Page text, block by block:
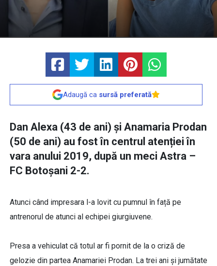
Adaugă ca sursă preferată
Dan Alexa (43 de ani) și Anamaria Prodan
(50 de ani) au fost în centrul atenției în
vara anului 2019, după un meci Astra –
FC Botoșani 2-2.
Atunci când impresara l-a lovit cu pumnul în față pe
antrenorul de atunci al echipei giurgiuvene.
Presa a vehiculat că totul ar fi pornit de la o criză de
gelozie din partea Anamariei Prodan. La trei ani și jumătate